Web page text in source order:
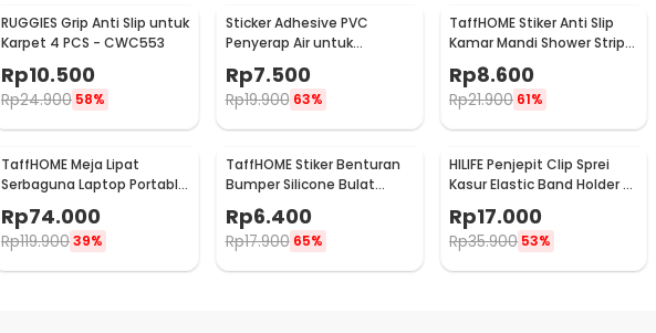
RUGGIES Grip Anti Slip untuk
Karpet 4 PCS - CWC553
Rp10.500
Rp24.900 58%
Sticker Adhesive PVC
Penyerap Air untuk
CN1222
Rp7.500
Rp19.900 63%
TaffHOME Stiker Anti Slip
Kamar Mandi Shower Strips
20x380mm 6 PCS - TT-19
Rp8.600
Rp21.900 61%
TaffHOME Meja Lipat
Serbaguna Laptop Portable
BO60
Rp74.000
Rp119.90039%
TaffHOME Stiker Benturan
Bumper Silicone Bulat
Hemispherical 100 PCS -
FZL10
Rp6.400
Rp17.900 65%
HILIFE Penjepit Clip Sprei
Kasur Elastic Band Holder 4
Rp17.000
Rp35.900 53%